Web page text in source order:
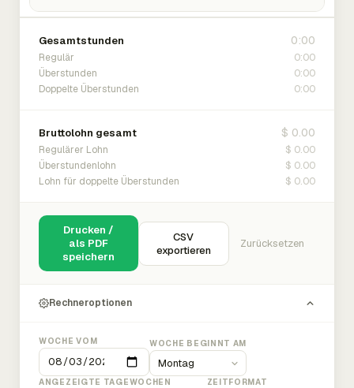
Gesamtstunden 0:00
Regulär 0:00
Überstunden 0:00
Doppelte Überstunden 0:00
Bruttolohn gesamt $ 0.00
Regulärer Lohn $ 0.00
Überstundenlohn $ 0.00
Lohn für doppelte Überstunden $ 0.00
Drucken /
als PDF
speichern
CSV
exportieren
Zurücksetzen
Rechneroptionen
WOCHE VOM WOCHE BEGINNT AM
ANGEZEIGTE TAGEWOCHEN ZEITFORMAT